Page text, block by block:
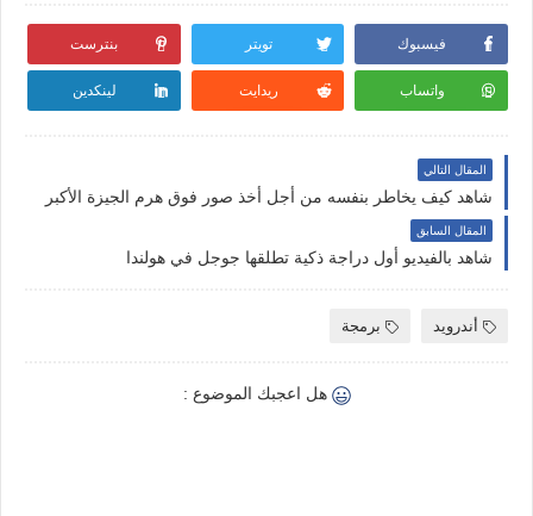
فيسبوك تويتر بنترست
واتساب ريدايت لينكدين
المقال التالي
شاهد كيف يخاطر بنفسه من أجل أخذ صور فوق هرم الجيزة الأكبر
المقال السابق
شاهد بالفيديو أول دراجة ذكية تطلقها جوجل في هولندا
أندرويد برمجة
هل اعجبك الموضوع :